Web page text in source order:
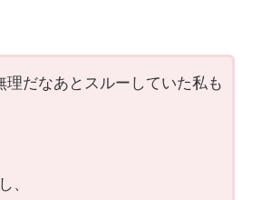
だなあとスルーしていた私も
、